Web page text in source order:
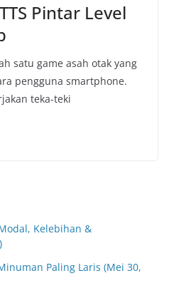
Pintar Level
satu game asah otak yang
pengguna smartphone.
teka-teki
Kelebihan &
Paling Laris (Mei 30,